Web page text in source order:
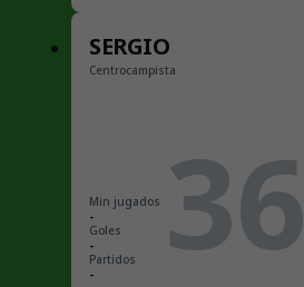
SERGIO
Centrocampista
Min jugados
-
Goles
-
Partidos
-
36